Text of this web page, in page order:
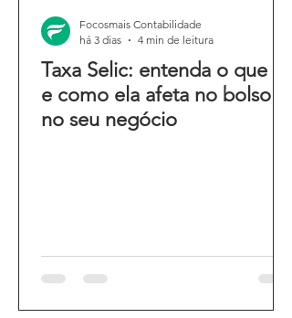
Taxa Selic: entenda o que é
e como ela afeta no bolso e
no seu negócio
Focosmais Contabilidade
há 3 dias
4 min de leitura